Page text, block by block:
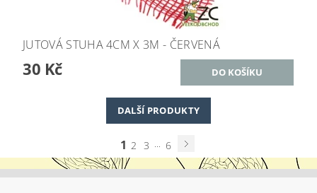
JUTOVÁ STUHA 4CM X 3M - ČERVENÁ
30 Kč
DALŠÍ PRODUKTY
1 2 3 ... 6